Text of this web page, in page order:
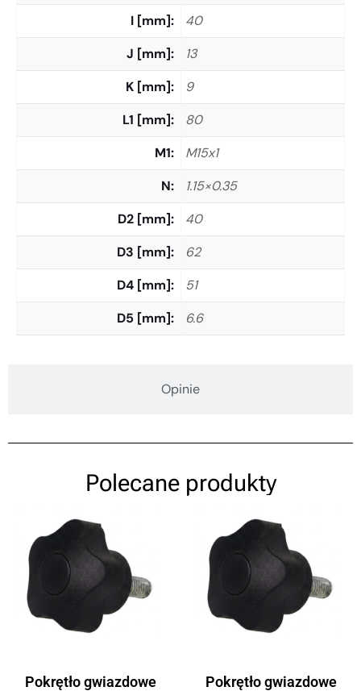
Opinie
I [mm]
40
J [mm]
13
K [mm]
9
L1 [mm]
80
M1
M15x1
N
1.15×0.35
D2 [mm]
40
D3 [mm]
62
D4 [mm]
51
D5 [mm]
6.6
Polecane produkty
Pokrętło gwiazdowe
Pokrętło gwiazdowe